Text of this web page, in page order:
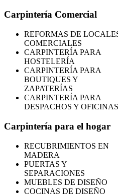
Carpintería Comercial
REFORMAS DE
COMERCIALES
CARPINTERÍA PARA
HOSTELERÍA
CARPINTERÍA PARA
BOUTIQUES Y
ZAPATERÍAS
CARPINTERÍA PARA
DESPACHOS Y OFICINAS
Carpintería para el hogar
RECUBRIMIENTOS EN
MADERA
PUERTAS Y
SEPARACIONES
MUEBLES DE DISEÑO
COCINAS DE DISEÑO